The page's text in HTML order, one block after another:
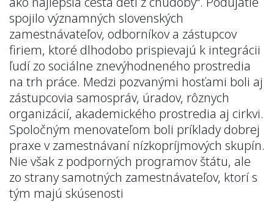
spojilo významných slovenských
zamestnávateľov, odborníkov a zástupcov
firiem, ktoré dlhodobo prispievajú k integrácii
ľudí zo sociálne znevýhodneného prostredia
na trh práce. Medzi pozvanými hosťami boli aj
zástupcovia samospráv, úradov, rôznych
organizácií, akademického prostredia aj cirkvi.
Spoločným menovateľom boli príklady dobrej
praxe v zamestnávaní nízkopríjmových skupín.
Nie však z podporných programov štátu, ale
zo strany samotných zamestnávateľov, ktorí s
tým majú skúsenosti